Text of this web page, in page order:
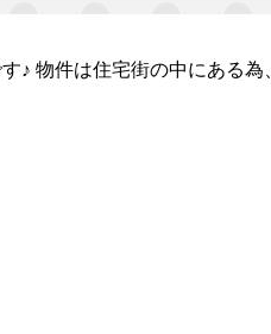
♪ 物件は住宅街の中にある